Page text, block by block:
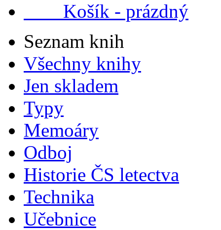
Košík - prázdný
Seznam knih
Všechny knihy
Jen skladem
Typy
Memoáry
Odboj
Historie ČS letectva
Technika
Učebnice